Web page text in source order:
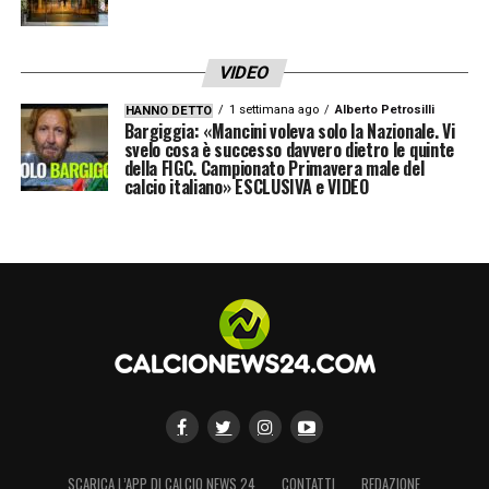
VIDEO
HANNO DETTO 1 settimana ago Alberto Petrosilli
Bargiggia: «Mancini voleva solo la Nazionale. Vi
svelo cosa è successo davvero dietro le quinte
della FIGC. Campionato Primavera male del
calcio italiano» ESCLUSIVA e VIDEO
SCARICA L’APP DI CALCIO NEWS 24 CONTATTI REDAZIONE